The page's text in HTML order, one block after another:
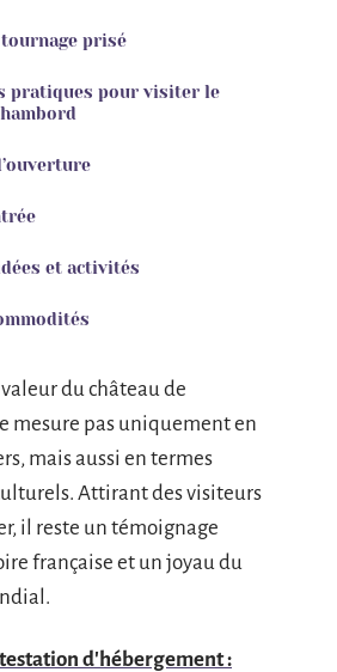
prisé
pratiques pour visiter le
et activités
du château de
mesure pas uniquement en
mais aussi en termes
Attirant des visiteurs
il reste un témoignage
française et un joyau du
d'hébergement :